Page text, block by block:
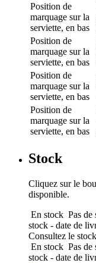
Position de
marquage sur la
serviette, en bas
Position de
marquage sur la
serviette, en bas
Position de
marquage sur la
serviette, en bas
Position de
marquage sur la
serviette, en bas
Stock
Cliquez sur le
disponible.
En stock Pas
stock - date de
Consultez le
En stock Pas
stock - date de